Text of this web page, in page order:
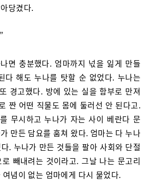
당겼다.
면 충분했다. 엄마까지 넋을 잃게 만들
다 해도 누나를 탓할 순 없었다. 누나는
경고했다. 방에 있는 실을 함부로 만져
짠 어떤 직물도 몸에 둘러선 안 된다고.
무시하고 누나가 자는 사이 베란다 문
만든 담요를 훔쳐 왔다. 엄마는 다 누나
. 누나가 만든 것들을 팔아 사회와 단절
빼내려는 것이라고. 그날 나는 문고리
념이 없는 엄마에게 다시 물었다.